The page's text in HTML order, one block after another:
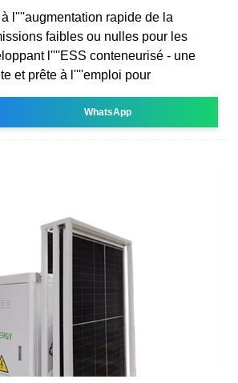
l''''augmentation rapide de la
faibles ou nulles pour les
l''''ESS conteneurisé - une
et prête à l''''emploi pour
WhatsApp